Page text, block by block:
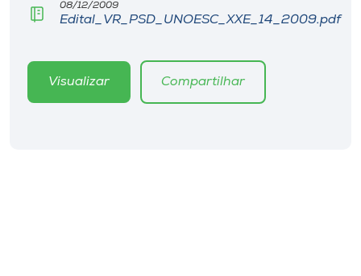
08/12/2009
Edital_VR_PSD_UNOESC_XXE_14_2009.pdf
Visualizar Compartilhar